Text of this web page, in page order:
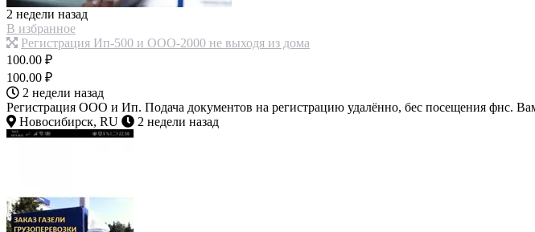
2 недели назад
В избранное
Регистрация Ип-500 и ООО-2000 не выходя из дома
100.00 ₽
100.00 ₽
2 недели назад
Регистрация ООО и Ип. Подача документов на регистрацию удалённо, бес посещения фнс.
Новосибирск, RU
2 недели назад